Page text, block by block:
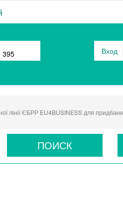
395 Вход
лінії ЄБРР EU4BUSINESS для
ПОИСК